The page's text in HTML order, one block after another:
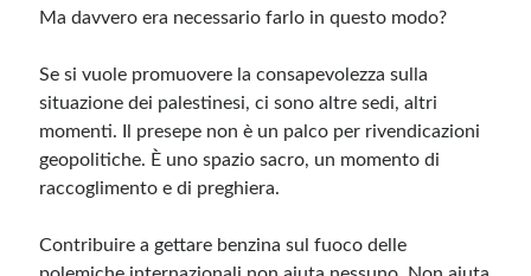
Ma davvero era necessario farlo in questo modo?
Se si vuole promuovere la consapevolezza sulla
situazione dei palestinesi, ci sono altre sedi, altri
momenti. Il presepe non è un palco per rivendicazioni
geopolitiche. È uno spazio sacro, un momento di
raccoglimento e di preghiera.
Contribuire a gettare benzina sul fuoco delle